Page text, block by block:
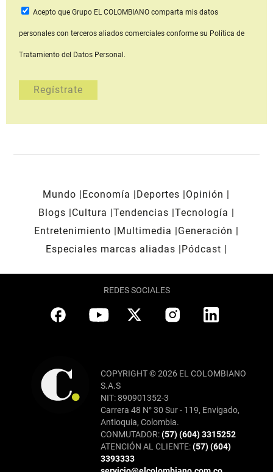
Acepto que Grupo EL COLOMBIANOcomparta mis datos
personales con terceros aliados comerciales conforme su Política de
Tratamiento del Datos Personal.
Mundo Economía Deportes
Opinión
Blogs
Cultura Tendencias Tecnología
Entretenimiento
Multimedia
Generación
Especiales marcas aliadas
Pódcast
REDES SOCIALES
COPYRIGHT © 2026 EL COLOMBIANO
S.A.S
NIT: 890901352-3
Carrera 48 N° 30 Sur - 119, Envigado,
Antioquia, Colombia.
CONMUTADOR:(57) (604) 3315252
ATENCIÓN AL CLIENTE:(57) (604)
3393333